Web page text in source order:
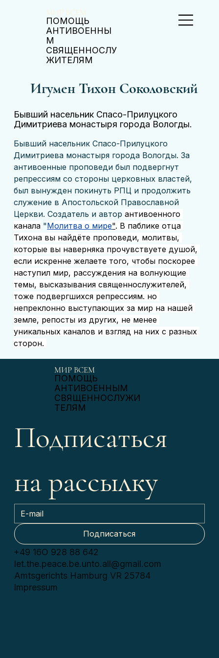
МИР ВСЕМ
ПОМОЩЬ
АНТИВОЕННЫ
М
СВЯЩЕННОСЛУ
ЖИТЕЛЯМ
Игумен Тихон Соколовский
Бывший насельник Спасо-Прилуцкого
Димитриева монастыря города Вологды.
Бывший насельник Спасо-Прилуцкого
Димитриева монастыря города Вологды. За
антивоенные проповеди был подвергнут
репрессиям со стороны церковных властей,
был вынужден покинуть РПЦ и продолжить
служение в Апостольской Православной
Церкви. Создатель и автор антивоенного
канала "Молитва о мире". В паблике отца
Тихона вы найдёте проповеди, молитвы,
которые вы наверняка прочувствуете душой,
если искренне желаете того, чтобы поскорее
наступил мир, рассуждения на волнующие
темы, высказывания священнослужителей,
тоже подвергшихся репрессиям. но
непреклонно выступающих за мир на нашей
земле, репосты из других, не менее
уникальных каналов и взгляд на них с разных
сторон.
МИР ВСЕМ
ПОМОЩЬ
АНТИВОЕННЫМ
СВЯЩЕННОСЛУЖИ
ТЕЛЯМ
Подписаться
на рассылку
Подписаться
+49 16О 928 88 642
let.the.peace.be.unto.all@gmail.com
Amtsgerichts Hamburg VR 25784
Impressum